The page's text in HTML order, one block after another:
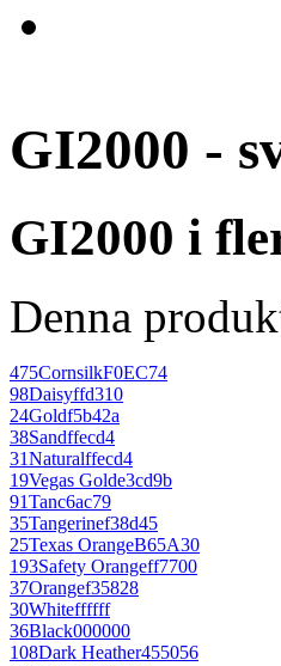
GI2000 -
GI2000 i
Denna
475CornsilkF0EC74
98Daisyffd310
24Goldf5b42a
38Sandffecd4
31Naturalffecd4
19Vegas Golde3cd9b
91Tanc6ac79
35Tangerinef38d45
25Texas OrangeB65A30
193Safety Orangeff7700
37Orangef35828
30Whiteffffff
36Black000000
108Dark Heather455056